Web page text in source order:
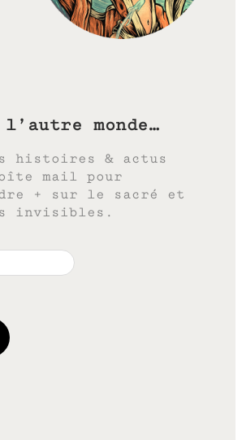
monde…
histoires & actus
mail pour
+ sur le sacré et
invisibles.